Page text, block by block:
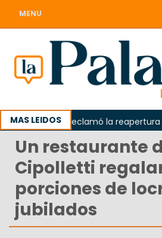
MENU
MAS LEIDOS
Odarda reclamó la reapertura de
Un restaurante
Cipolletti
porciones de
jubilados